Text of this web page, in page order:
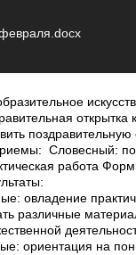
открытка
Словесный:
работа
различные
на